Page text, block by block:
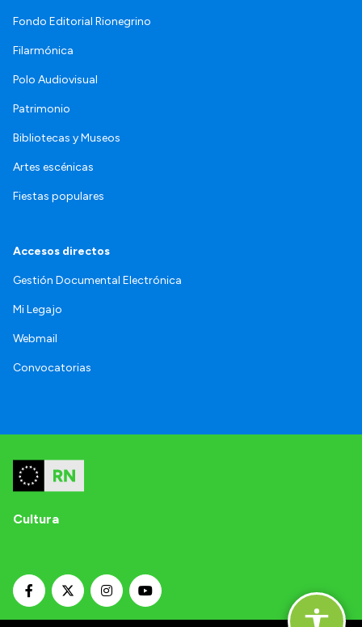
Fondo Editorial Rionegrino
Filarmónica
Polo Audiovisual
Patrimonio
Bibliotecas y Museos
Artes escénicas
Fiestas populares
Accesos directos
Gestión Documental Electrónica
Mi Legajo
Webmail
Convocatorias
Cultura